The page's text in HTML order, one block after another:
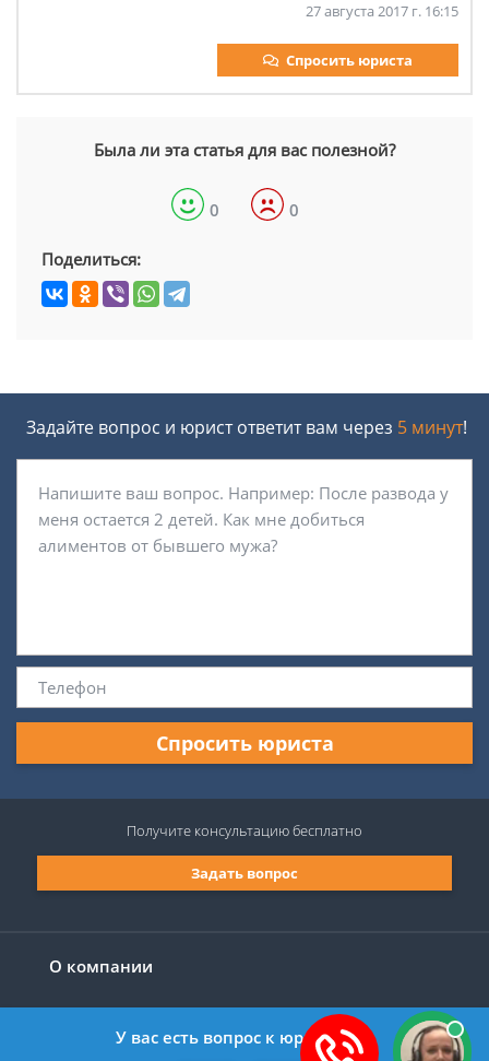
27 августа 2017 г. 16:15
Спросить юриста
Была ли эта статья для вас полезной?
0 0
Поделиться:
Задайте вопрос и юрист ответит вам через 5 минут!
Спросить юриста
О компании
Задать вопрос
Получите консультациюбесплатно
У вас есть вопрос к юристу?